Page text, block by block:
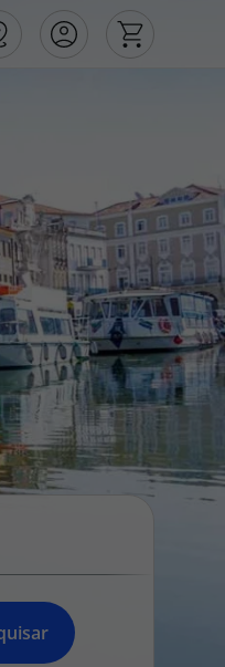
tem ainda ao seu
os dias úteis das